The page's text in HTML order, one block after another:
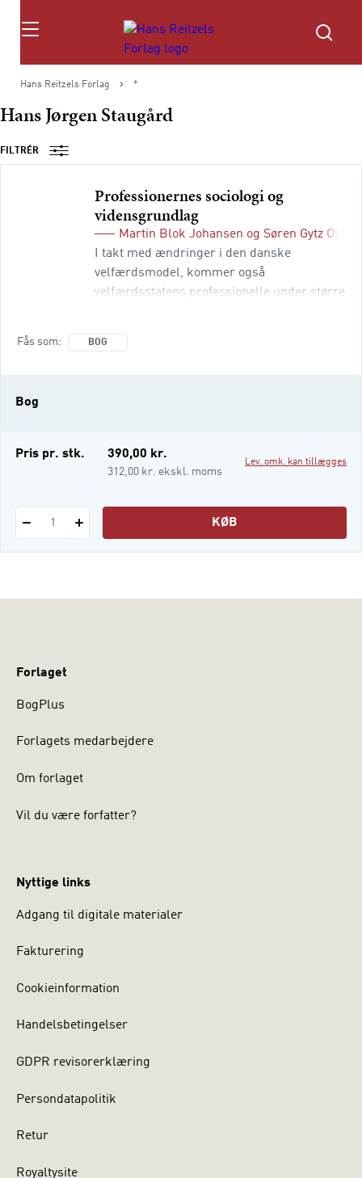
Søg
Hans Reitzels Forlag *
Hans Jørgen Staugård
FILTRÉR
Professionernes sociologi og
vidensgrundlag
Martin Blok Johansen og Søren Gytz
I takt med ændringer i den danske
velfærdsmodel, kommer også
velfærdsstatens professionelle under større
udvikling. Antol
Fås som BOG
Bog
Pris pr. stk. 390,00 kr.
312,00 kr. ekskl. moms
Lev. omk. kan tillægges
1 KØB
Forlaget
BogPlus
Forlagets medarbejdere
Om forlaget
Vil du være forfatter?
Nyttige links
Adgang til digitale materialer
Fakturering
Cookieinformation
Handelsbetingelser
GDPR revisorerklæring
Persondatapolitik
Retur
Royaltysite